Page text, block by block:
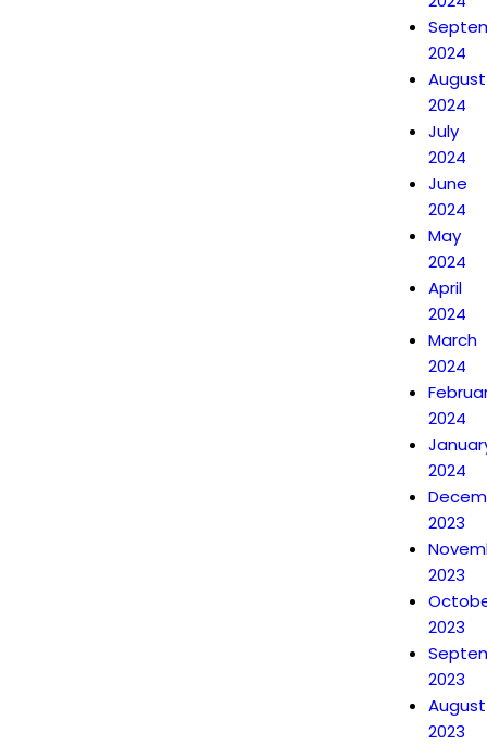
2024
August
2024
July
2024
June
2024
May
2024
April
2024
March
2024
2024
2024
2023
2023
2023
2023
August
2023